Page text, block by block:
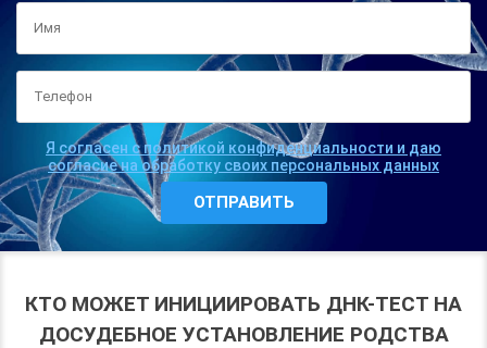
Я согласен с политикой конфиденциальности и даю
согласие на обработку своих персональных данных
КТО МОЖЕТ ИНИЦИИРОВАТЬ ДНК-ТЕСТ НА
ДОСУДЕБНОЕ УСТАНОВЛЕНИЕ РОДСТВА